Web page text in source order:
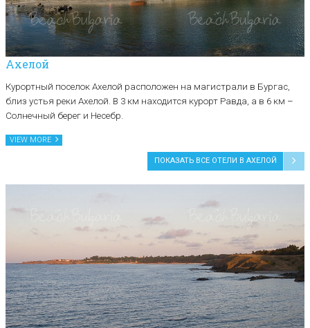
Ахелой
Курортный поселок Ахелой расположен на магистрали в Бургас,
близ устья реки Ахелой. В 3 км находится курорт Равда, а в 6 км –
Солнечный берег и Несебр.
VIEW MORE
ПОКАЗАТЬ ВСЕ ОТЕЛИ В АХЕЛОЙ